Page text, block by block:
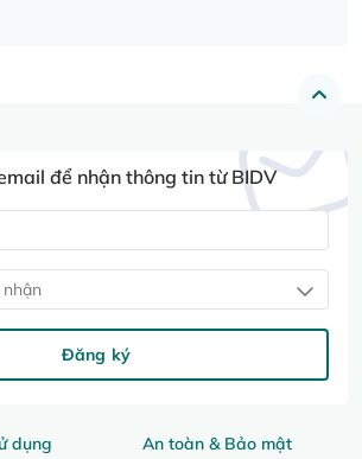
dụng
An toàn & Bảo mật
để nhận thông tin từ BIDV
Đăng ký